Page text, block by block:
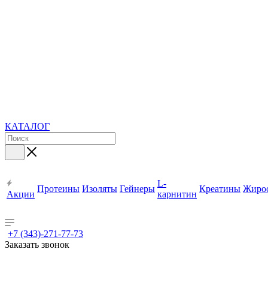
КАТАЛОГ
Акции
Протеины Изоляты Гейнеры
L-
карнитин
Креатины
+7 (343)-271-77-73
Заказать звонок